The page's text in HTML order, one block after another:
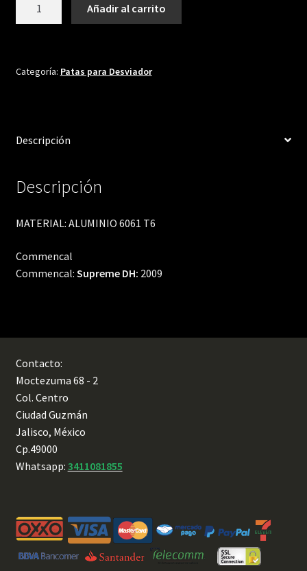
Añadir al carrito
Categoría: Patas para Desviador
Descripción
Descripción
MATERIAL: ALUMINIO 6061 T6
Commencal
Commencal: Supreme DH: 2009
Contacto:
Moctezuma 68 - 2
Col. Centro
Ciudad Guzmán
Jalisco, México
Cp.49000
Whatsapp: 3411081855